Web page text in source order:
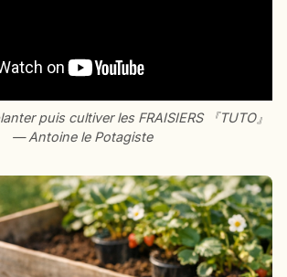
puis cultiver les FRAISIERS 『TUTO』
— Antoine le Potagiste